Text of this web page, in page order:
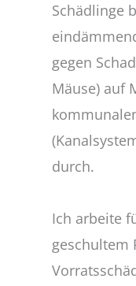
Schädlinge
gegen
Mäuse) auf
durch.
Ich arbeite
geschultem